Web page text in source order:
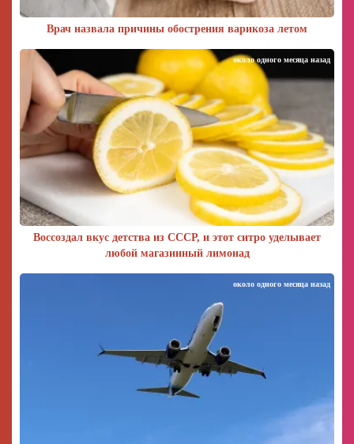
Врач назвала причины обострения варикоза летом
Воссоздал вкус детства из СССР, и этот ситро уделывает
любой магазинный лимонад
около одного месяца назад
около одного месяца назад